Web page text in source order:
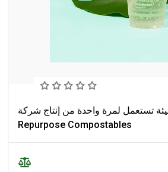
تستعمل لمرة واحدة من إنتاج شركة
Repurpose Compostables